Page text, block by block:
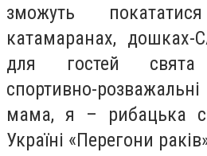
зможуть
катамаранах, дошках-
для гостей свята
спортивно-
мама, я – рибацька
Україні «Перегони